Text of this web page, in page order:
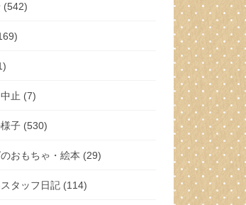
(542)
止 (7)
子 (530)
おもちゃ・絵本 (29)
タッフ日記 (114)